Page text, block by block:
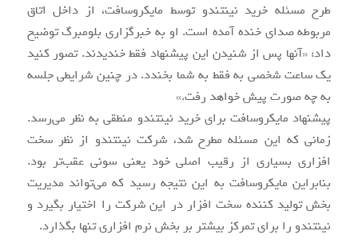
طرح مسئله خرید نینتندو توسط مایکروسافت، از داخل اتاق
مربوطه صدای خنده آمده است. او به خبرگزاری بلومبرگ توضیح
داد: «آنها پس از شنیدن این پیشنهاد فقط خندیدند. تصور کنید
یک ساعت شخصی به فقط به شما بخندد. در چنین شرایطی جلسه
به چه صورت پیش خواهد رفت.»
پیشنهاد مایکروسافت برای خرید نینتندو منطقی به نظر می‌رسد.
زمانی که این مسئله مطرح شد، شرکت نینتندو از نظر سخت
افزاری بسیاری از رقیب اصلی خود یعنی سونی عقب‌تر بود.
بنابراین مایکروسافت به این نتیجه رسید که می‌تواند مدیریت
بخش تولید کننده سخت افزار در این شرکت را اختیار بگیرد و
نینتندو را برای تمرکز بیشتر بر بخش نرم افزاری تنها بگذارد.